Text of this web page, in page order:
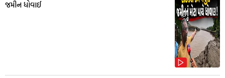
જમીન ધોવાઈ